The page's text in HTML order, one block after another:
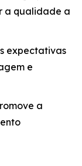
a qualidade a
expectativas
e
a